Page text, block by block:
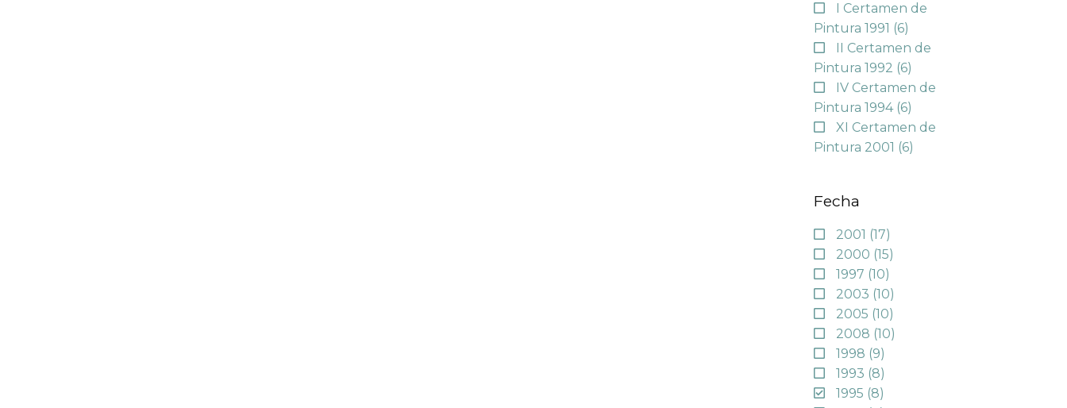
I Certamen de
Pintura 1991 (6)
II Certamen de
Pintura 1992 (6)
IV Certamen de
Pintura 1994 (6)
XI Certamen de
Pintura 2001 (6)
Fecha
2001 (17)
2000 (15)
1997 (10)
2003 (10)
2005 (10)
2008 (10)
1998 (9)
1993 (8)
1995 (8)